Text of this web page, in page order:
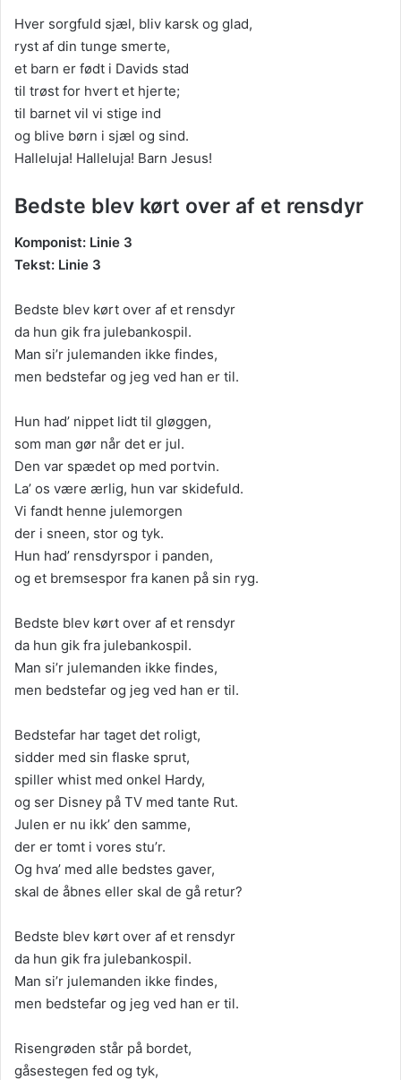
Hver sorgfuld sjæl, bliv karsk og glad,
ryst af din tunge smerte,
et barn er født i Davids stad
til trøst for hvert et hjerte;
til barnet vil vi stige ind
og blive børn i sjæl og sind.
Halleluja! Halleluja! Barn Jesus!
Bedste blev kørt over af et rensdyr
Komponist: Linie 3
Tekst: Linie 3
Bedste blev kørt over af et rensdyr
da hun gik fra julebankospil.
Man si’r julemanden ikke findes,
men bedstefar og jeg ved han er til.
Hun had’ nippet lidt til gløggen,
som man gør når det er jul.
Den var spædet op med portvin.
La’ os være ærlig, hun var skidefuld.
Vi fandt henne julemorgen
der i sneen, stor og tyk.
Hun had’ rensdyrspor i panden,
og et bremsespor fra kanen på sin ryg.
Bedste blev kørt over af et rensdyr
da hun gik fra julebankospil.
Man si’r julemanden ikke findes,
men bedstefar og jeg ved han er til.
Bedstefar har taget det roligt,
sidder med sin flaske sprut,
spiller whist med onkel Hardy,
og ser Disney på TV med tante Rut.
Julen er nu ikk’ den samme,
der er tomt i vores stu’r.
Og hva’ med alle bedstes gaver,
skal de åbnes eller skal de gå retur?
Bedste blev kørt over af et rensdyr
da hun gik fra julebankospil.
Man si’r julemanden ikke findes,
men bedstefar og jeg ved han er til.
Risengrøden står på bordet,
gåsestegen fed og tyk,